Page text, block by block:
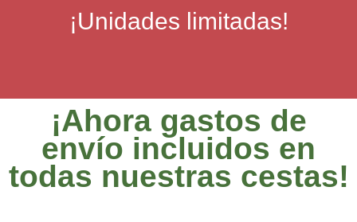
¡Unidades limitadas!
¡Ahora gastos de
envío incluidos en
todas nuestras cestas!